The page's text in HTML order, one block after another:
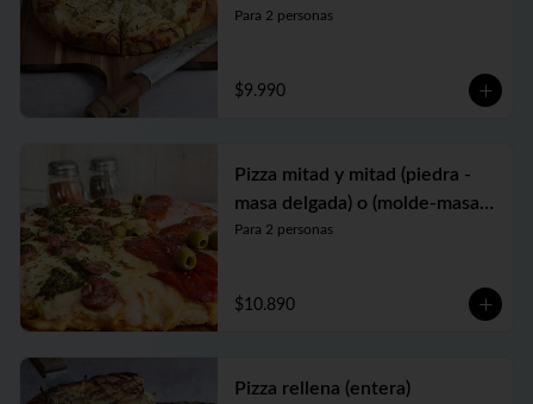
tradicional)
Para 2 personas
$9.990
Pizza mitad y mitad (piedra -
masa delgada) o (molde-masa
tradicional)
Para 2 personas
$10.890
Pizza rellena (entera)